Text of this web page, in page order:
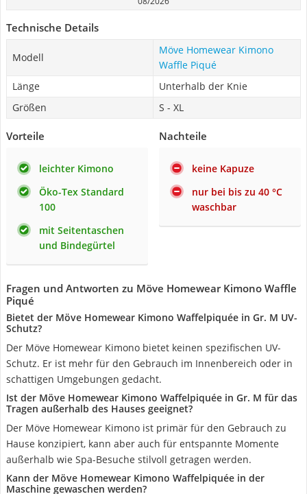
Technische Details
Modell
Möve Homewear Kimono
Waffle Piqué
Länge
Unterhalb der Knie
Größen
S - XL
Vorteile
leichter Kimono
Öko-Tex Standard
100
mit Seitentaschen
und Bindegürtel
Nachteile
keine Kapuze
nur bei bis zu 40 °C
waschbar
Fragen und Antworten zu Möve Homewear Kimono Waffle
Piqué
Bietet der Möve Homewear Kimono Waffelpiquée in Gr. M UV-
Schutz?
Der Möve Homewear Kimono bietet keinen spezifischen UV-
Schutz. Er ist mehr für den Gebrauch im Innenbereich oder in
schattigen Umgebungen gedacht.
Ist der Möve Homewear Kimono Waffelpiquée in Gr. M für das
Tragen außerhalb des Hauses geeignet?
Der Möve Homewear Kimono ist primär für den Gebrauch zu
Hause konzipiert, kann aber auch für entspannte Momente
außerhalb wie Spa-Besuche stilvoll getragen werden.
Kann der Möve Homewear Kimono Waffelpiquée in der
Maschine gewaschen werden?